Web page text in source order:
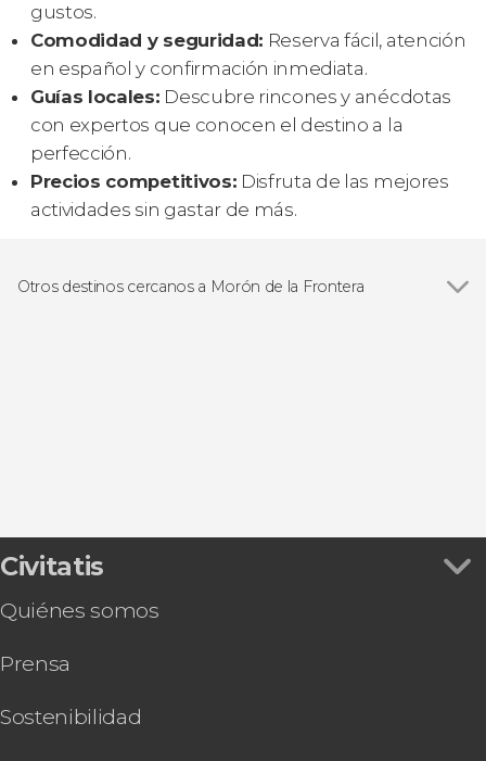
gustos.
Comodidad y seguridad: Reserva fácil, atención
en español y confirmación inmediata.
Guías locales: Descubre rincones y anécdotas
con expertos que conocen el destino a la
perfección.
Precios competitivos: Disfruta de las mejores
actividades sin gastar de más.
Otros destinos cercanos a Morón de la Frontera
Civitatis
Quiénes somos
Prensa
Sostenibilidad